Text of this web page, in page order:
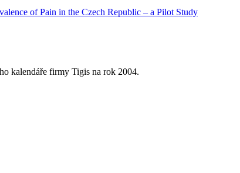
of Pain in the Czech Republic – a Pilot Study
kalendáře firmy Tigis na rok 2004.